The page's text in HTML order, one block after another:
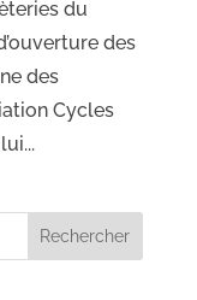
du
des
des
Cycles